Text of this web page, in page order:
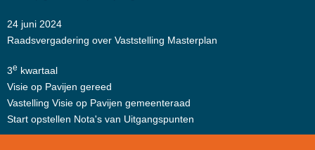
24 juni 2024
Raadsvergadering over Vaststelling Masterplan
3e kwartaal
Visie op Pavijen gereed
Vastelling Visie op Pavijen gemeenteraad
Start opstellen Nota's van Uitgangspunten